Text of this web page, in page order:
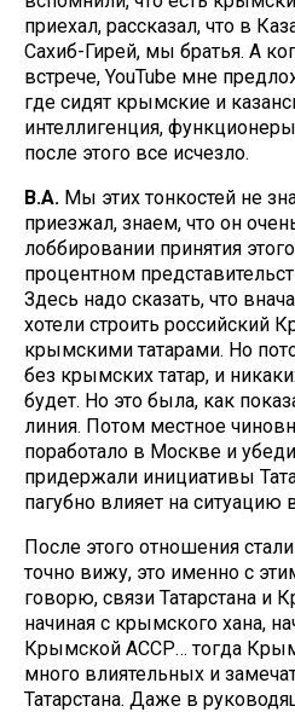
приехал, рассказал, что в
Сахиб-Гирей, мы братья. А
встрече, YouTube мне
где сидят крымские и
интеллигенция,
после этого все исчезло.
В.А. Мы этих тонкостей не
приезжал, знаем, что он
лоббировании принятия
процентном
Здесь надо сказать, что
хотели строить российский
крымскими татарами. Но
без крымских татар, и
будет. Но это была, как
линия. Потом местное
поработало в Москве и
придержали инициативы
пагубно влияет на ситуацию
После этого отношения
точно вижу, это именно с
говорю, связи Татарстана и
начиная с крымского хана,
Крымской АССР… тогда
много влиятельных и
Татарстана. Даже в